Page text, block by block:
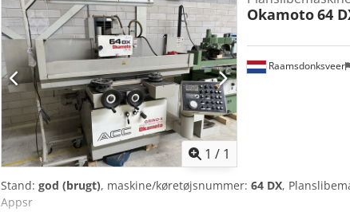
hver side: ca. 2 x 30° Spændetangoptagelse: 0,5 – 20 mm Vægt:
Emnespindeldok svingbar til tilspidsning eller afgratning •
spændetænger • Plexiglas-afdækningsskærm til slibeskiven •
med fremføringsenhed til tværslæden Stand: god til meget god
Levering: fra lager – som besigtiget Betaling: netto – efter
ordre. Yderligere værktøjsslipemaskiner på lager – kontakt os for
1 / 1
Raamsdonksveer
Okamoto64
Stand: god (brugt), maskine/køretøjsnummer: 64 DX,
Appsr